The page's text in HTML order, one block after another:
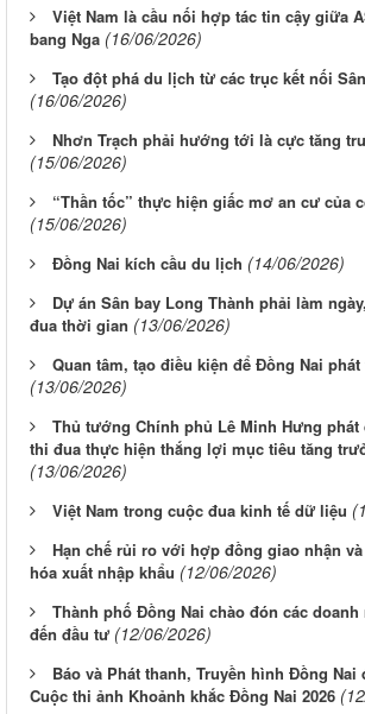
Việt Nam là cầu nối hợp tác tin cậy giữa
bang Nga (16/06/2026)
Tạo đột phá du lịch từ các trục kết nối
(16/06/2026)
Nhơn Trạch phải hướng tới là cực tăng
(15/06/2026)
“Thần tốc” thực hiện giấc mơ an cư của
(15/06/2026)
Ðồng Nai kích cầu du lịch (14/06/2026)
Dự án Sân bay Long Thành phải làm
đua thời gian (13/06/2026)
Quan tâm, tạo điều kiện để Đồng Nai
(13/06/2026)
Thủ tướng Chính phủ Lê Minh Hưng
thi đua thực hiện thắng lợi mục tiêu tăng
(13/06/2026)
Việt Nam trong cuộc đua kinh tế dữ liệu
Hạn chế rủi ro với hợp đồng giao nhận
hóa xuất nhập khẩu (12/06/2026)
Thành phố Đồng Nai chào đón các doanh
đến đầu tư (12/06/2026)
Báo và Phát thanh, Truyền hình Đồng Nai
Cuộc thi ảnh Khoảnh khắc Đồng Nai 2026